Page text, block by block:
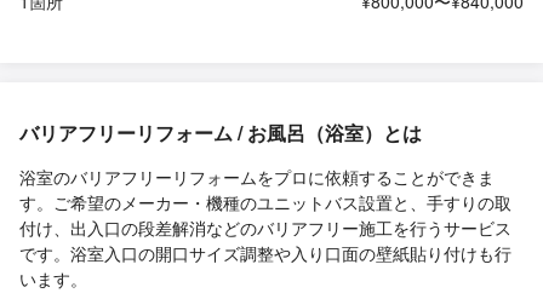
バリアフリーリフォーム / お風呂（浴室）とは
浴室のバリアフリーリフォームをプロに依頼することができま
す。ご希望のメーカー・機種のユニットバス設置と、手すりの取
付け、出入口の段差解消などのバリアフリー施工を行うサービス
です。浴室入口の開口サイズ調整や入り口面の壁紙貼り付けも行
います。